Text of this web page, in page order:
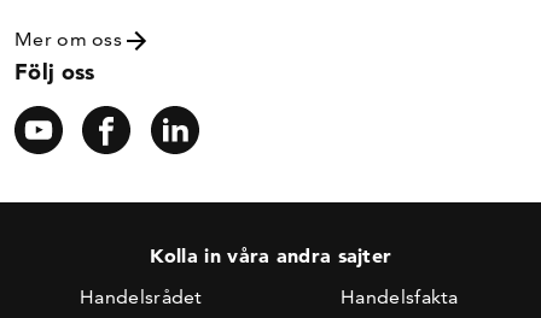
Mer om oss
Följ oss
Kolla in våra andra sajter
Handelsrådet Handelsfakta